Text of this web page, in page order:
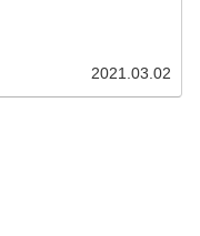
2021.03.02